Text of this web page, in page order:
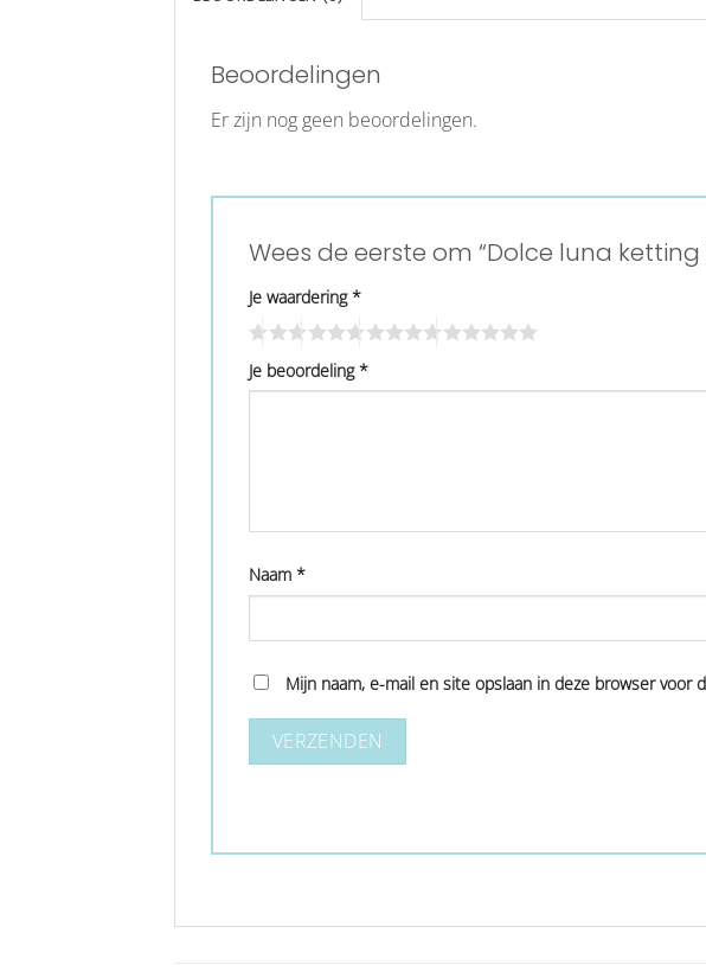
Beoordelingen
Er zijn nog geen beoordelingen.
Wees de eerste om “Dolce luna
Je waardering*
Je beoordeling*
Naam *
Mijn naam, e-mail en site opslaan in deze browser voor